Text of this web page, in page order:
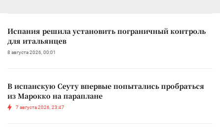
Испания решила установить пограничный контроль
для итальянцев
8 августа 2026, 00:01
В испанскую Сеуту впервые попытались пробраться
из Марокко на параплане
7 августа 2026, 23:47